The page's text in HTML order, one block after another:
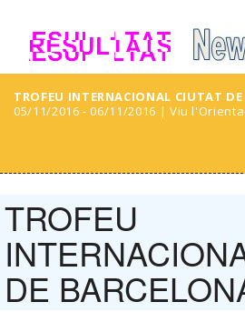
TROFEU INTERNACIONAL CIUTAT DE
05/11/2016 - 06/11/2016 | Viu
TROFEU
DE